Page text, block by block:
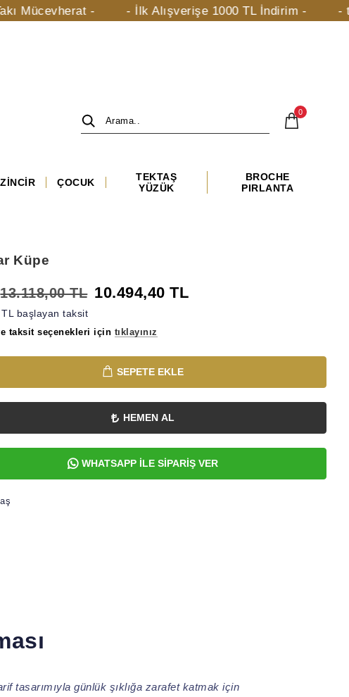
- - İlk Alışverişe 1000 TL İndirim - -
0
ZİNCİR ÇOCUK
TEKTAŞ
YÜZÜK
BROCHE
PIRLANTA
Küpe
13.118,00 TL 10.494,40 TL
başlayan taksit
taksit seçenekleri için tıklayınız
SEPETE EKLE
HEMEN AL
WHATSAPP İLE SİPARİŞ VER
tasarımıyla günlük şıklığa zarafet katmak için